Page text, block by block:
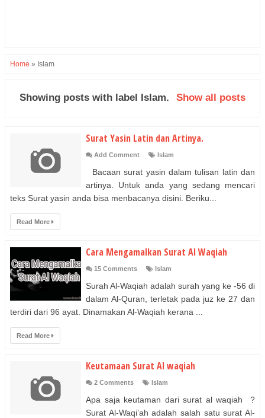
Home » Islam
Showing posts with label Islam. Show all posts
Surat Yasin Latin dan Artinya.
Add Comment Islam
Bacaan surat yasin dalam tulisan latin dan
artinya. Untuk anda yang sedang mencari
teks Surat yasin anda bisa menbacanya disini. Beriku...
Read More
Cara Mengamalkan Surat Al Waqiah
15 Comments Islam
Surah Al-Waqiah adalah surah yang ke -56 di
dalam Al-Quran, terletak pada juz ke 27 dan
terdiri dari 96 ayat. Dinamakan Al-Waqiah kerana ...
Read More
Keutamaan Surat Al waqiah
2 Comments Islam
Apa saja keutaman dari surat al waqiah ?
Surat Al-Waqi’ah adalah salah satu surat Al-